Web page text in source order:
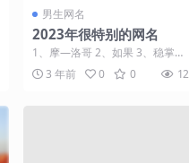
男生网名
2023年很特别的网名
1、摩—洛哥 2、如果 3、稳掌三
界权 4、感情路难走 5、来时路
6、我早 7...
3 年前 0 0 12